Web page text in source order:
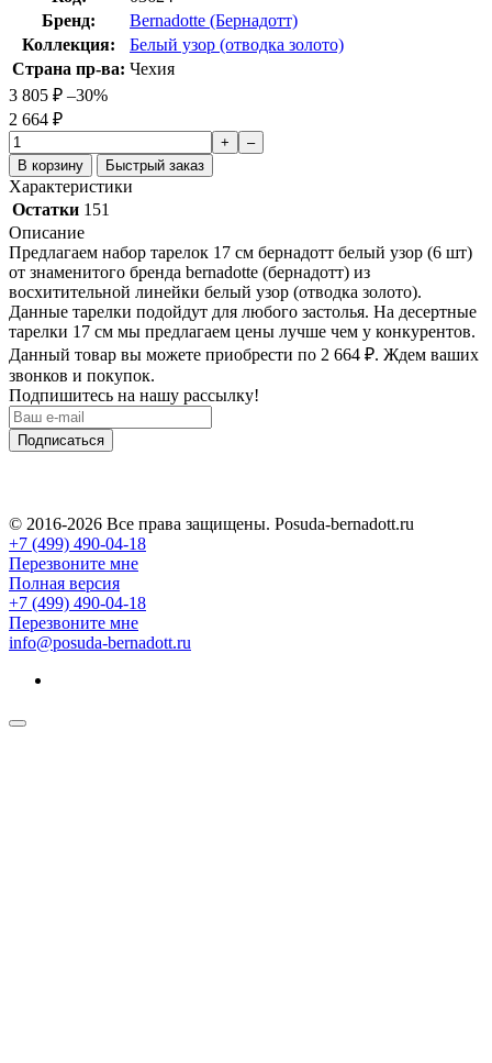
Бренд:
Bernadotte (Бернадотт)
Коллекция:
Белый узор (отводка золото)
Страна пр-ва: Чехия
3 805 ₽ –30%
2 664 ₽
+
–
В корзину
Быстрый заказ
Характеристики
Остатки 151
Описание
Предлагаем набор тарелок 17 см бернадотт белый узор (6 шт)
от знаменитого бренда bernadotte (бернадотт) из
восхитительной линейки белый узор (отводка золото).
Данные тарелки подойдут для любого застолья. На десертные
тарелки 17 см мы предлагаем цены лучше чем у конкурентов.
Данный товар вы можете приобрести по 2 664 ₽. Ждем ваших
звонков и покупок.
Подпишитесь на нашу рассылку!
Подписаться
© 2016-2026 Все права защищены. Posuda-bernadott.ru
+7 (499) 490-04-18
Перезвоните мне
Полная версия
+7 (499) 490-04-18
Перезвоните мне
info@posuda-bernadott.ru